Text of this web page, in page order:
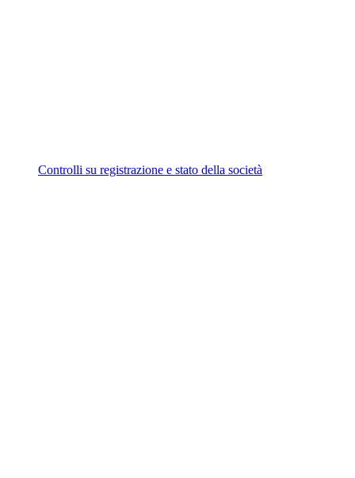
Controlli su registrazione e stato della società